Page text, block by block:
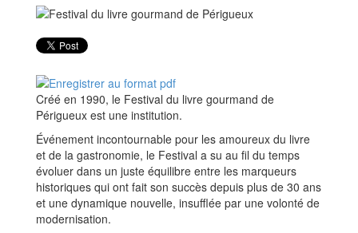
Créé en 1990, le Festival du livre gourmand de
Périgueux est une institution.
Événement incontournable pour les amoureux du livre
et de la gastronomie, le Festival a su au fil du temps
évoluer dans un juste équilibre entre les marqueurs
historiques qui ont fait son succès depuis plus de 30 ans
et une dynamique nouvelle, insufflée par une volonté de
modernisation.